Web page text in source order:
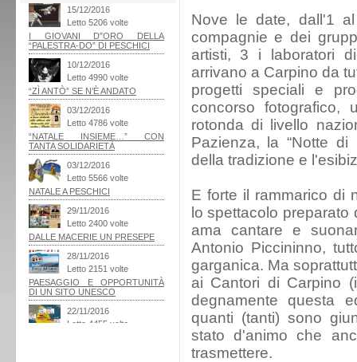
Nove le date, dall'1
compagnie e dei
artisti, 3 i laboratori
arrivano a Carpino da
progetti speciali e
concorso fotografico,
rotonda di livello
Pazienza, la “Notte
della tradizione e
E forte il rammarico di
lo spettacolo
ama cantare e
Antonio Piccininno,
garganica. Ma
ai Cantori di Carpino
degnamente questa
quanti (tanti) sono
stato d'animo che
trasmettere.